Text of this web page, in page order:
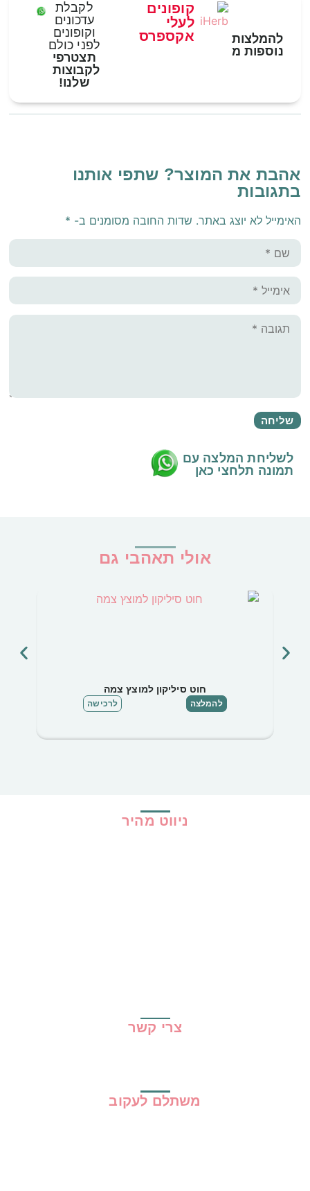
להמלצות
נוספות מ
לקבלת
עדכונים
וקופונים
לפני כולם
תצטרפי
לקבוצות
שלנו!
קופונים
לעלי
אקספרס
אהבת את המוצר? שתפי אותנו
בתגובות
האימייל לא יוצג באתר. שדות החובה מסומנים ב- *
לשליחת המלצה עם
תמונה תלחצי כאן
אולי תאהבי גם
חוט סיליקון למוצץ צמה
להמלצה לרכישה
ניווט מהיר
צרי קשר
משתלם לעקוב